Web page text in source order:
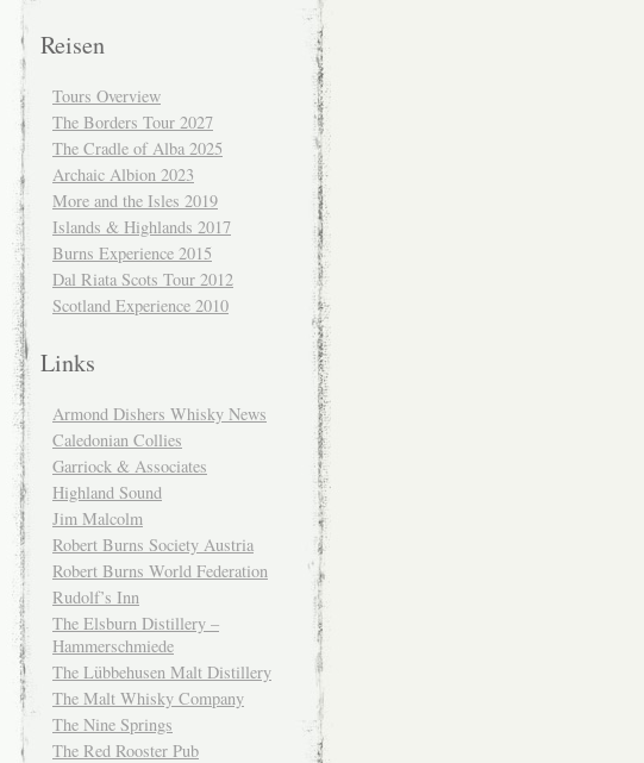
Reisen
Tours Overview
The Borders Tour 2027
The Cradle of Alba 2025
Archaic Albion 2023
More and the Isles 2019
Islands & Highlands 2017
Burns Experience 2015
Dal Riata Scots Tour 2012
Scotland Experience 2010
Links
Armond Dishers Whisky News
Caledonian Collies
Garriock & Associates
Highland Sound
Jim Malcolm
Robert Burns Society Austria
Robert Burns World Federation
Rudolf’s Inn
The Elsburn Distillery –
Hammerschmiede
The Lübbehusen Malt Distillery
The Malt Whisky Company
The Nine Springs
The Red Rooster Pub